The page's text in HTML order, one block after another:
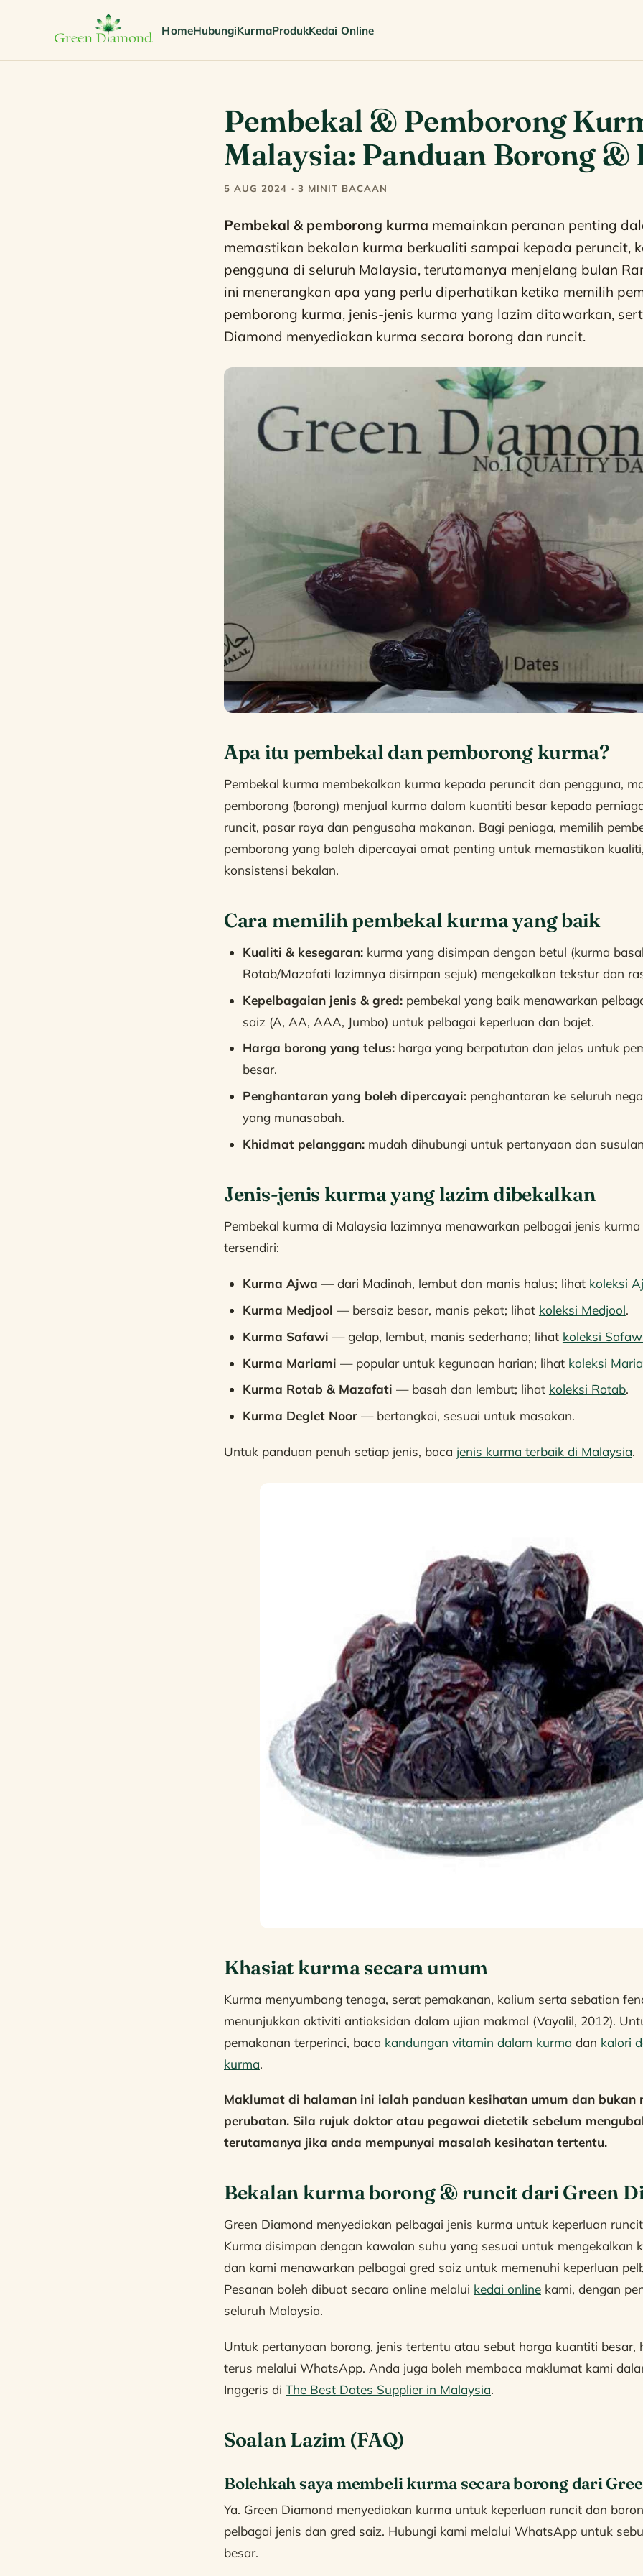
HomeHubungiKurmaProdukKedai Online
Pembekal & Pemborong
Malaysia: Panduan Borong &
5 AUG 2024 · 3 MINIT BACAAN
Pembekal & pemborong kurma memainkan peranan penting
memastikan bekalan kurma berkualiti sampai kepada peruncit,
pengguna di seluruh Malaysia, terutamanya menjelang bulan
ini menerangkan apa yang perlu diperhatikan ketika memilih
pemborong kurma, jenis-jenis kurma yang lazim ditawarkan,
Diamond menyediakan kurma secara borong dan runcit.
Apa itu pembekal dan pemborong kurma?
Pembekal kurma membekalkan kurma kepada peruncit dan pengguna,
pemborong (borong) menjual kurma dalam kuantiti besar kepada
runcit, pasar raya dan pengusaha makanan. Bagi peniaga, memilih
pemborong yang boleh dipercayai amat penting untuk memastikan
konsistensi bekalan.
Cara memilih pembekal kurma yang baik
Kualiti & kesegaran:kurma yang disimpan dengan betul (kurma
Rotab/Mazafati lazimnya disimpan sejuk) mengekalkan tekstur dan
Kepelbagaian jenis & gred:pembekal yang baik menawarkan
saiz (A, AA, AAA, Jumbo) untuk pelbagai keperluan dan bajet.
Harga borong yang telus:harga yang berpatutan dan jelas untuk
besar.
Penghantaran yang boleh dipercayai:penghantaran ke seluruh
yang munasabah.
Khidmat pelanggan:mudah dihubungi untuk pertanyaan dan
Jenis-jenis kurma yang lazim dibekalkan
Pembekal kurma di Malaysia lazimnya menawarkan pelbagai jenis
tersendiri:
Kurma Ajwa — dari Madinah, lembut dan manis halus; lihat koleksi
Kurma Medjool — bersaiz besar, manis pekat; lihat koleksi Medjool.
Kurma Safawi — gelap, lembut, manis sederhana; lihat koleksi
Kurma Mariami — popular untuk kegunaan harian; lihat koleksi
Kurma Rotab & Mazafati — basah dan lembut; lihat koleksi Rotab.
Kurma Deglet Noor— bertangkai, sesuai untuk masakan.
Untuk panduan penuh setiap jenis, baca jenis kurma terbaik di Malaysia.
Khasiat kurma secara umum
Kurma menyumbang tenaga, serat pemakanan, kalium serta sebatian
menunjukkan aktiviti antioksidan dalam ujian makmal (Vayalil, 2012).
pemakanan terperinci, baca kandungan vitamin dalam kurma dan kalori
kurma.
Maklumat di halaman ini ialah panduan kesihatan umum dan bukan
perubatan. Sila rujuk doktor atau pegawai dietetik sebelum
terutamanya jika anda mempunyai masalah kesihatan tertentu.
Bekalan kurma borong & runcit dari Green
Green Diamond menyediakan pelbagai jenis kurma untuk keperluan
Kurma disimpan dengan kawalan suhu yang sesuai untuk mengekalkan
dan kami menawarkan pelbagai gred saiz untuk memenuhi keperluan
Pesanan boleh dibuat secara online melalui kedai online kami, dengan
seluruh Malaysia.
Untuk pertanyaan borong, jenis tertentu atau sebut harga kuantiti besar,
terus melalui WhatsApp. Anda juga boleh membaca maklumat kami
Inggeris di The Best Dates Supplier in Malaysia.
Soalan Lazim (FAQ)
Bolehkah saya membeli kurma secara borong dari
Ya. Green Diamond menyediakan kurma untuk keperluan runcit dan
pelbagai jenis dan gred saiz. Hubungi kami melalui WhatsApp untuk
besar.